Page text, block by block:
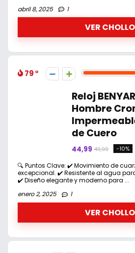
abril 8, 2025
1
VER CHOLLO
79
Reloj
Hombre
de Cuero
44,99 49,99 -10%
🔍 Puntos Clave: ✔️ Movimiento de
excepcional. ✔️ Resistente al agua
✔️ Diseño elegante y moderno para ...
enero 2, 2025
1
VER CHOLLO